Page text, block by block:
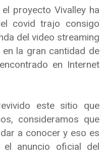
proyecto Vivalley ha
covid trajo consigo
del video streaming
la gran cantidad de
en Internet
este sitio que
consideramos que
a conocer y eso es
anuncio oficial del